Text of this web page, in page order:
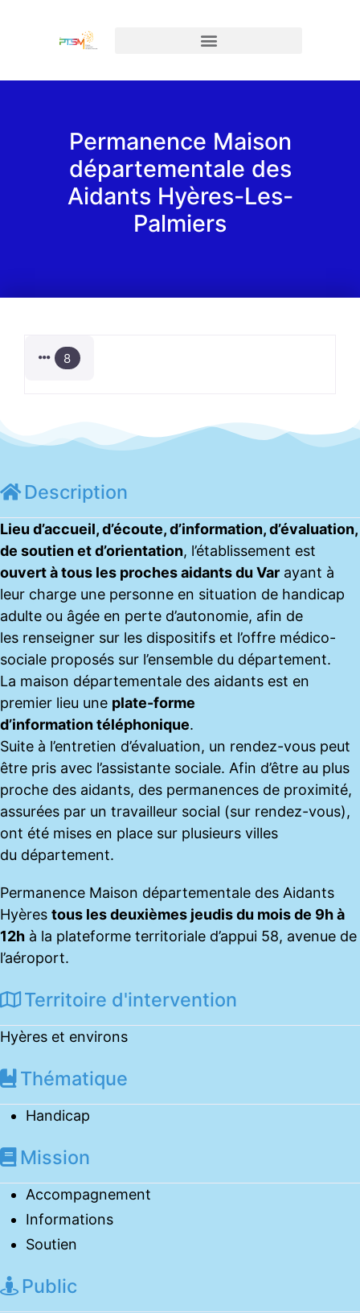
Permanence Maison
départementale des
Aidants Hyères-Les-
Palmiers
8
Description
Lieu d’accueil, d’écoute, d’information, d’évaluation,
de soutien et d’orientation, l’établissement est
ouvert à tous les proches aidants du Var ayant à
leur charge une personne en situation de handicap
adulte ou âgée en perte d’autonomie, afin de
les renseigner sur les dispositifs et l’offre médico-
sociale proposés sur l’ensemble du département.
La maison départementale des aidants est en
premier lieu une plate-forme
d’information téléphonique.
Suite à l’entretien d’évaluation, un rendez-vous peut
être pris avec l’assistante sociale. Afin d’être au plus
proche des aidants, des permanences de proximité,
assurées par un travailleur social (sur rendez-vous),
ont été mises en place sur plusieurs villes
du département.
Permanence Maison départementale des Aidants
Hyères tous les deuxièmes jeudis du mois de 9h à
12h à la plateforme territoriale d’appui 58, avenue de
l’aéroport.
Territoire d'intervention
Hyères et environs
Thématique
Handicap
Mission
Accompagnement
Informations
Soutien
Public